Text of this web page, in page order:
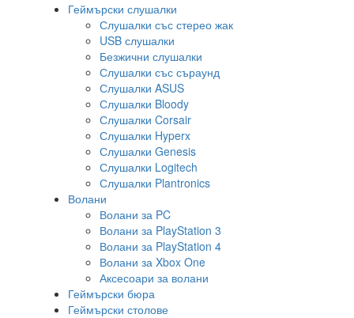
Геймърски слушалки
Слушалки със стерео жак
USB слушалки
Безжични слушалки
Слушалки със съраунд
Слушалки ASUS
Слушалки Bloody
Слушалки Corsair
Слушалки Hyperx
Слушалки Genesis
Слушалки Logitech
Слушалки Plantronics
Волани
Волани за PC
Волани за PlayStation 3
Волани за PlayStation 4
Волани за Xbox One
Аксесоари за волани
Геймърски бюра
Геймърски столове